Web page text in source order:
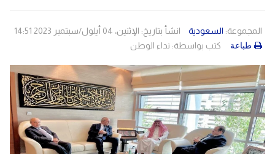
المجموعة: السعودية
انشأ بتاريخ: الإثنين، 04 أيلول/سبتمبر 2023 14:51
كتب بواسطة: نداء الوطن طباعة